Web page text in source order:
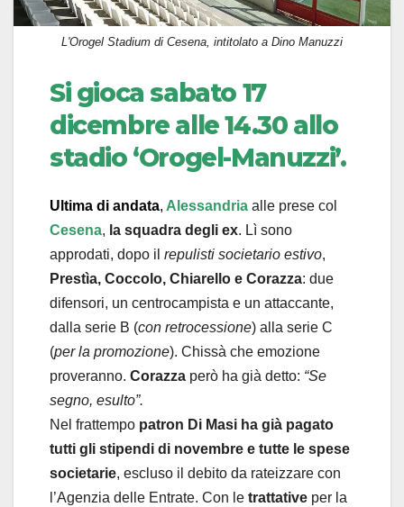
L'Orogel Stadium di Cesena, intitolato a Dino Manuzzi
Si gioca sabato 17
dicembre alle 14.30 allo
stadio ‘Orogel-Manuzzi’.
Ultima di andata, Alessandria alle prese col
Cesena, la squadra degli ex. Lì sono
approdati, dopo il repulisti societario estivo,
Prestìa, Coccolo, Chiarello e Corazza: due
difensori, un centrocampista e un attaccante,
dalla serie B (con retrocessione) alla serie C
(per la promozione). Chissà che emozione
proveranno. Corazza però ha già detto: “Se
segno, esulto”.
Nel frattempo patron Di Masi ha già pagato
tutti gli stipendi di novembre e tutte le spese
societarie, escluso il debito da rateizzare con
l’Agenzia delle Entrate. Con le trattative per la